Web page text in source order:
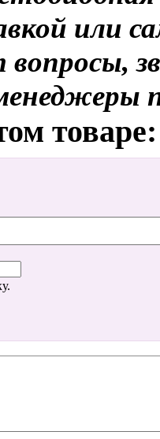
или
вопросы,
товаре: